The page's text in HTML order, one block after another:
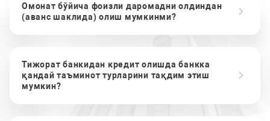
Омонат бўйича фоизли даромадни олдиндан
(аванс шаклида) олиш мумкинми?
Тижорат банкидан кредит олишда банкка
қандай таъминот турларини тақдим этиш
мумкин?